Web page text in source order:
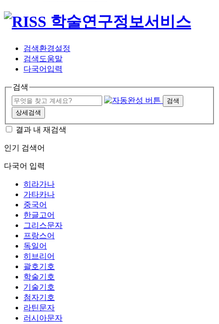
검색환경설정
검색도움말
다국어입력
검색
검색
상세검색
결과 내 재검색
인기 검색어
다국어 입력
히라가나
가타카나
중국어
한글고어
그리스문자
프랑스어
독일어
히브리어
괄호기호
학술기호
기술기호
첨자기호
라틴문자
러시아문자